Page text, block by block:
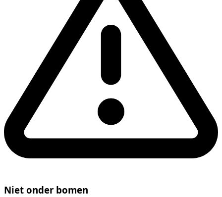
Niet onder bomen